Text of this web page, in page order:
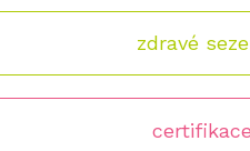
zdravé
certifikace